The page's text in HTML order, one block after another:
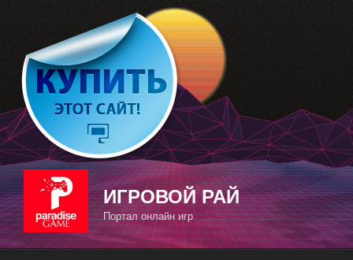
Перейти
содержимому
ИГРОВОЙ РАЙ
Портал онлайн игр